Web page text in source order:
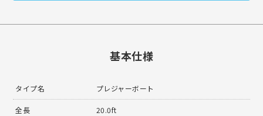
基本仕様
タイプ名 プレジャーボート
全長 20.0ft